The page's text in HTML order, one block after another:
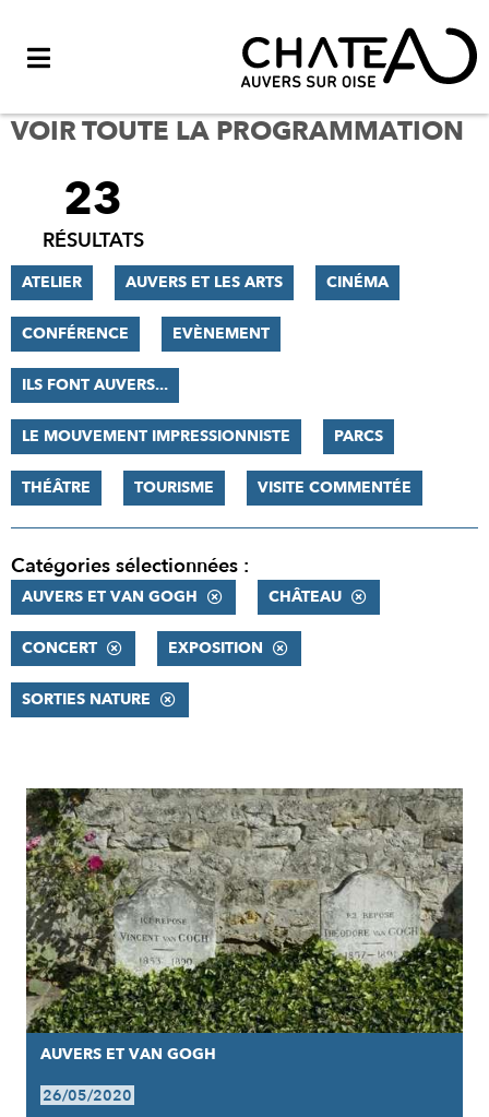
VOIR TOUTE LA PROGRAMMATION
FILTRER
RÉSULTATS
23
RÉSULTATS
ATELIER AUVERS ET LES ARTS CINÉMA
CONFÉRENCE EVÈNEMENT
ILS FONT AUVERS...
LE MOUVEMENT IMPRESSIONNISTE PARCS
THÉÂTRE TOURISME VISITE COMMENTÉE
Catégories sélectionnées :
AUVERS ET VAN GOGH CHÂTEAU
CONCERT EXPOSITION
SORTIES NATURE
RÉSULTATS
AUVERS ET VAN GOGH
26/05/2020